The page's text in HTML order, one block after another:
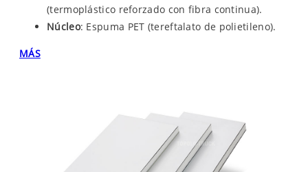
(termoplástico reforzado con fibra continua).
Núcleo: Espuma PET (tereftalato de polietileno).
MÁS